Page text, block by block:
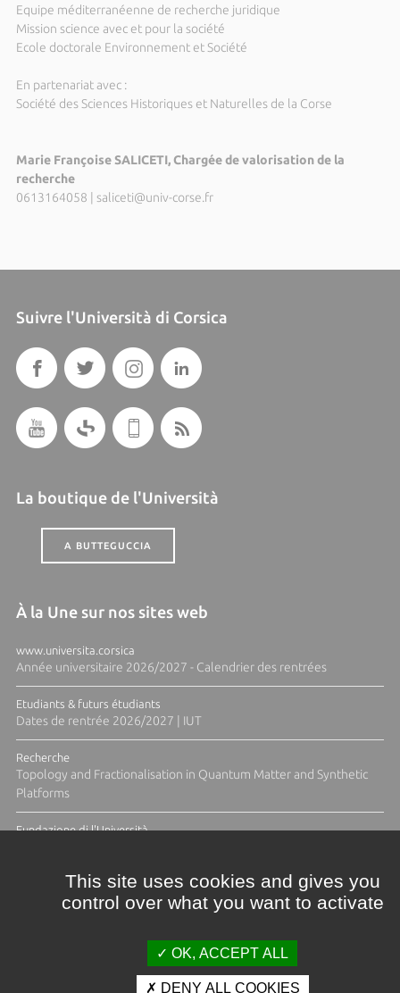
Equipe méditerranéenne de recherche juridique
Mission science avec et pour la société
Ecole doctorale Environnement et Société
En partenariat avec :
Société des Sciences Historiques et Naturelles de la Corse
Marie Françoise SALICETI, Chargée de valorisation de la
recherche
0613164058
saliceti@univ-corse.fr
Suivre l'Università di Corsica
La boutique de l'Università
A BUTTEGUCCIA
À la Une sur nos sites web
www.universita.corsica
Année universitaire 2026/2027 - Calendrier des rentrées
Etudiants & futurs étudiants
Dates de rentrée 2026/2027 | IUT
Recherche
Topology and Fractionalisation in Quantum Matter and Synthetic
Platforms
Fundazione di l'Università
This site uses cookies and gives you
control over what you want to activate
OK, ACCEPT ALL
DENY ALL COOKIES